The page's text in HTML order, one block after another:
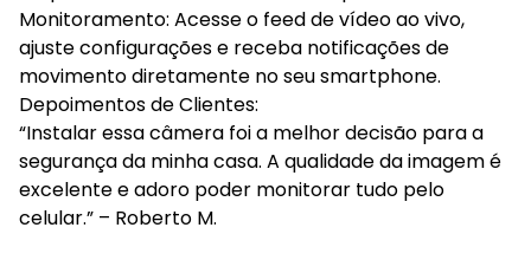
Monitoramento: Acesse o feed de vídeo ao vivo,
ajuste configurações e receba notificações de
movimento diretamente no seu smartphone.
Depoimentos de Clientes:
“Instalar essa câmera foi a melhor decisão para a
segurança da minha casa. A qualidade da imagem é
excelente e adoro poder monitorar tudo pelo
celular.” – Roberto M.